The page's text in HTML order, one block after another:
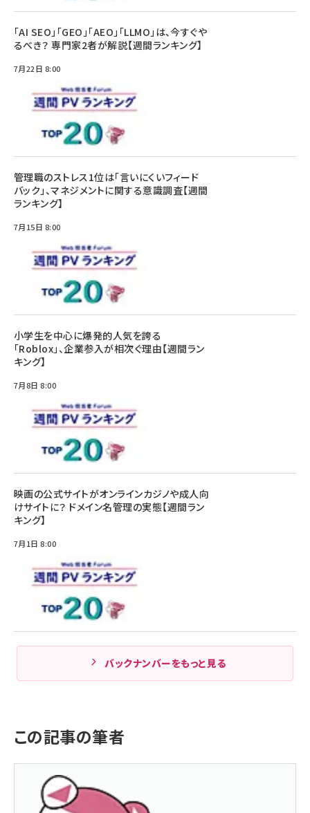
「AI SEO」「GEO」「AEO」「LLMO」は、今すぐや
るべき？ 専門家2者が解説【週間ランキング】
7月22日 8:00
管理職のストレス1位は「言いにくいフィード
バック」、マネジメントに関する意識調査【週間
ランキング】
7月15日 8:00
小学生を中心に爆発的人気を誇る
「Roblox」、企業参入が相次ぐ理由【週間ラン
キング】
7月8日 8:00
映画の公式サイトがオンラインカジノや成人向
けサイトに？ ドメイン名管理の実態【週間ラン
キング】
7月1日 8:00
バックナンバーをもっと見る
この記事の筆者